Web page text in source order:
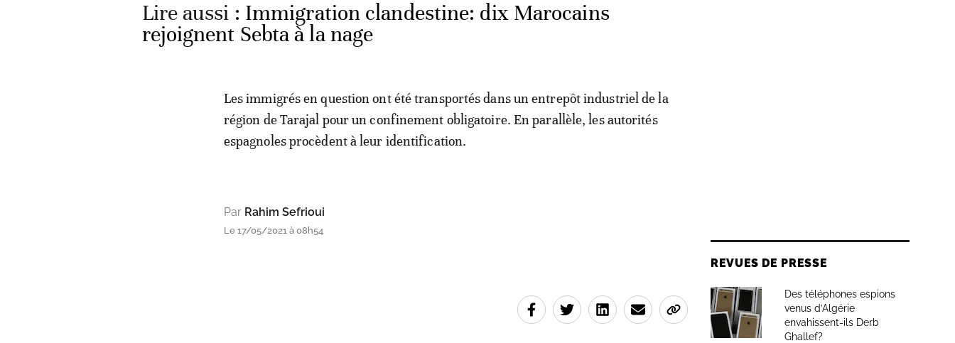
Lire aussi : Immigration clandestine: dix Marocains
rejoignent Sebta à la nage
Les immigrés en question ont été transportés dans un entrepôt industriel de la
région de Tarajal pour un confinement obligatoire. En parallèle, les autorités
espagnoles procèdent à leur identification.
Par Rahim Sefrioui
Le 17/05/2021 à 08h54
REVUES DE PRESSE
Des téléphones espions
venus d’Algérie
envahissent-ils Derb
Ghallef?